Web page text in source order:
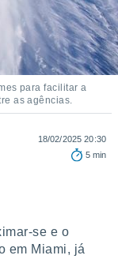
para facilitar a
as agências.
18/02/2025 20:30
5 min
se e o
em Miami, já